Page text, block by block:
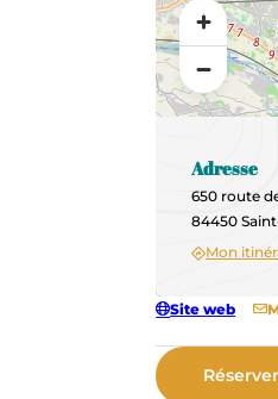
Adresse
650 route
84450
Mon
Site web
Réserver